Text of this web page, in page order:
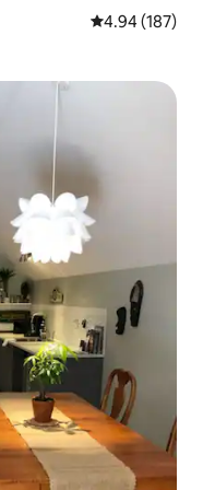
औसत रेटिंग 5 में से
4.94 (187)